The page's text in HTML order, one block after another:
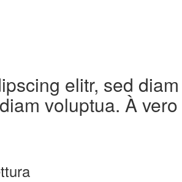
elitr, sed
voluptua. À